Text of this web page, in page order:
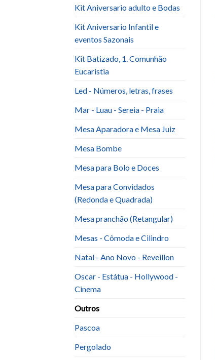
Kit Aniversario adulto e Bodas
Kit Aniversario Infantil e
eventos Sazonais
Kit Batizado, 1. Comunhão
Eucaristia
Led - Números, letras, frases
Mar - Luau - Sereia - Praia
Mesa Aparadora e Mesa Juiz
Mesa Bombe
Mesa para Bolo e Doces
Mesa para Convidados
(Redonda e Quadrada)
Mesa pranchão (Retangular)
Mesas - Cômoda e Cilindro
Natal - Ano Novo - Reveillon
Oscar - Estátua - Hollywood -
Cinema
Outros
Pascoa
Pergolado
Add to